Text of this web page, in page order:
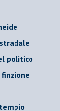
politico
finzione